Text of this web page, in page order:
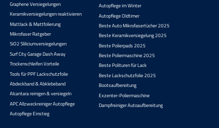
Graphene Versiegelungen
Keramikversiegelungen reaktivieren
Mattlack & Mattfolierung
Mikrofaser Ratgeber
SiO2 Sliliciumversiegelungen
Surf City Garage Dash Away
Trockenschleifen Vorteile
Tools für PPF Lackschutzfolie
Abdeckband & Abklebeband
Alcantara reinigen & versiegeln
APC Allzweckreiniger Autopflege
Autopflege Einstieg
Autopflege im Winter
Autopflege Oldtimer
Beste Auto Mikrofasertücher 2025
Beste Keramikversiegelung 2025
Beste Polierpads 2025
Beste Poliermaschine 2025
Beste Polituren für Lack
Beste Lackschutzfolie 2025
Bootsaufbereitung
Exzenter-Poliermaschine
Dampfreiniger Autoaufbereitung